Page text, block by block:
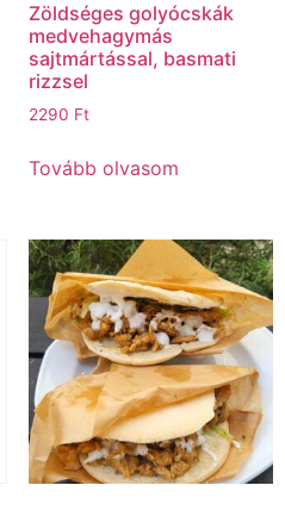
Zöldséges golyócskák
medvehagymás
sajtmártással, basmati
rizzsel
2290 Ft
Tovább olvasom